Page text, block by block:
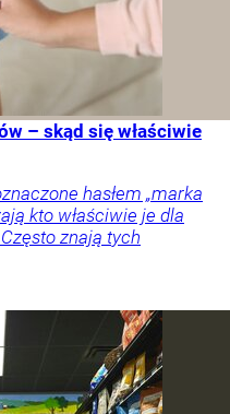
– skąd się właściwie
hasłem „marka
kto właściwie je dla
znają tych